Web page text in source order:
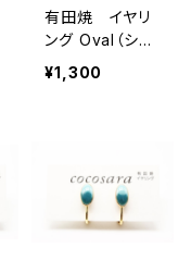
有田焼 イヤリ
ング Oval（シン
プル）3
¥1,300